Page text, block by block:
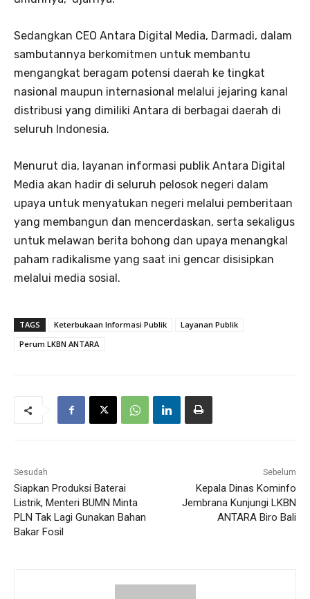
Sedangkan CEO Antara Digital Media, Darmadi, dalam
sambutannya berkomitmen untuk membantu
mengangkat beragam potensi daerah ke tingkat
nasional maupun internasional melalui jejaring kanal
distribusi yang dimiliki Antara di berbagai daerah di
seluruh Indonesia.
Menurut dia, layanan informasi publik Antara Digital
Media akan hadir di seluruh pelosok negeri dalam
upaya untuk menyatukan negeri melalui pemberitaan
yang membangun dan mencerdaskan, serta sekaligus
untuk melawan berita bohong dan upaya menangkal
paham radikalisme yang saat ini gencar disisipkan
melalui media sosial.
TAGS Keterbukaan Informasi Publik
Layanan Publik
Perum LKBN ANTARA
Sesudah
Siapkan Produksi Baterai
Listrik, Menteri BUMN Minta
PLN Tak Lagi Gunakan Bahan
Bakar Fosil
Sebelum
Kepala Dinas Kominfo
Jembrana Kunjungi LKBN
ANTARA Biro Bali